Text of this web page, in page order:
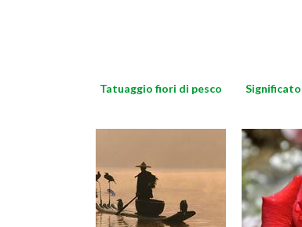
Tatuaggio fiori di pesco